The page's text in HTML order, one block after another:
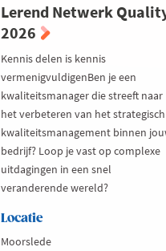
Lerend Netwerk
2026
Kennis delen is kennis
vermenigvuldigenBen je een
kwaliteitsmanager die streeft naar
het verbeteren van het strategisch
kwaliteitsmanagement binnen
bedrijf? Loop je vast op complexe
uitdagingen in een snel
veranderende wereld?
Locatie
Moorslede